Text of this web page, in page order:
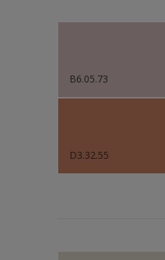
B6.05.73
D3.32.55